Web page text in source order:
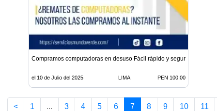
Compramos computadoras en desuso Fácil rápido y seguro
el 10 de Julio del 2025 LIMA PEN 100.00
< 1 ... 3 4 5 6 7 8 9 10 11